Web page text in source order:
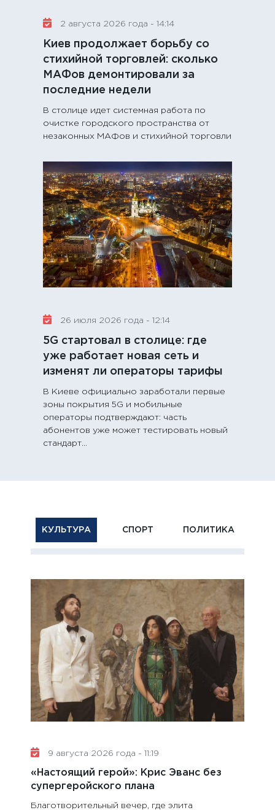
2 августа 2026 года - 14:14
Киев продолжает борьбу со
стихийной торговлей: сколько
МАФов демонтировали за
последние недели
В столице идет системная работа по
очистке городского пространства от
незаконных МАФов и стихийной торговли
26 июля 2026 года - 12:14
5G стартовал в столице: где
уже работает новая сеть и
изменят ли операторы тарифы
В Киеве официально заработали первые
зоны покрытия 5G и мобильные
операторы подтверждают: часть
абонентов уже может тестировать новый
стандарт...
КУЛЬТУРА СПОРТ ПОЛИТИКА
9 августа 2026 года - 11:19
«Настоящий герой»: Крис Эванс без
супергеройского плана
Благотворительный вечер, где элита